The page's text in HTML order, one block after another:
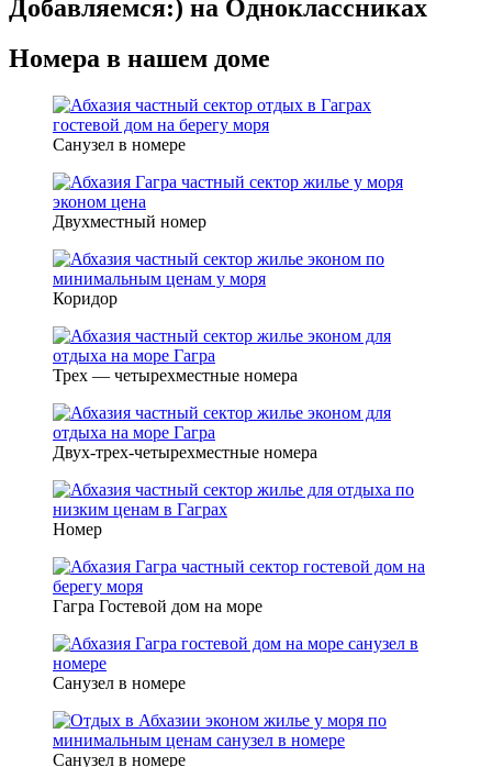
Добавляемся:) на Одноклассниках
Номера в нашем доме
Санузел в номере
Двухместный номер
Коридор
Трех — четырехместные номера
Двух-трех-четырехместные номера
Номер
Гагра Гостевой дом на море
Санузел в номере
Санузел в номере